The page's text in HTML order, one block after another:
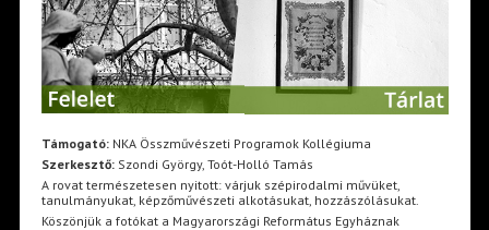
Támogató:NKA Összművészeti Programok Kollégiuma
Szerkesztő:Szondi György, Toót-Holló Tamás
A rovat természetesen nyitott: várjuk szépirodalmi művüket,
tanulmányukat, képzőművészeti alkotásukat, hozzászólásukat.
Köszönjük a fotókat a Magyarországi Református Egyháznak